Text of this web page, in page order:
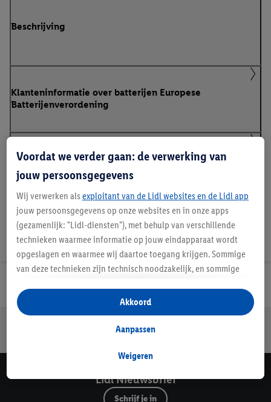
Beschrijving
Klanteninformatie over batterijen Europese
Batterijenverordening
Handleidingen en downloads
Veilig winkelen
Lidl Nieuwsbrief
Schrijf je in
Voordat we verder gaan: de verwerking van
jouw persoonsgegevens
Wij verwerken als exploitant van de Lidl websites en de Lidl app
jouw persoonsgegevens op onze websites en in onze apps
(gezamenlijk: "Lidl-diensten"), met behulp van verschillende
technieken waarmee informatie op jouw eindapparaat wordt
opgeslagen en waarmee wij daartoe toegang krijgen. Sommige
van deze technieken zijn technisch noodzakelijk, en sommige
opslaan van voorkeursinstellingen, het verzamelen en
analyseren van statistieken of voor het tonen van
gepersonaliseerde reclame binnen en buiten de Lidl-diensten.
gegevens over jouw aankoopgedrag in de winkel ook voor de
Als je hier toestemming geeft aan ons voor het personaliseren
van reclame en als je vervolgens een Lidl Plus-account
Weigeren
Aanpassen
Akkoord